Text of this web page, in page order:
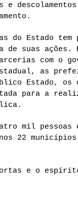
descolamentos
do Estado tem
de suas ações.
com o
as
Estado, os
para a
mil pessoas
22 municípios
e o